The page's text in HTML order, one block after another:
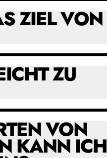
ZIEL VON
ZU
VON
KANN ICH